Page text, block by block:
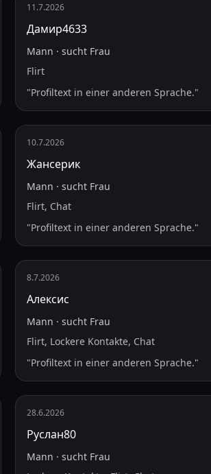
11.7.2026
Дамир4633
Mann · sucht Frau
Flirt
"Profiltext in einer anderen Sprache."
10.7.2026
Жансерик
Mann · sucht Frau
Flirt, Chat
"Profiltext in einer anderen Sprache."
8.7.2026
Алексис
Mann · sucht Frau
Flirt, Lockere Kontakte, Chat
"Profiltext in einer anderen Sprache."
28.6.2026
Руслан80
Mann · sucht Frau